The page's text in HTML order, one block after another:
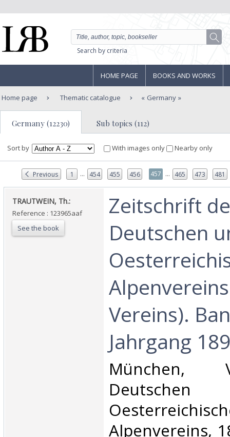
Search by criteria
HOME PAGE BOOKS AND WORKS
Home page Thematic catalogue Germany
Germany (12230) Sub topics (112)
Sort by With images only Nearby only
Previous 1 ... 454 455 456 457 ... 465 473 481
‎TRAUTWEIN, Th.:‎
Reference : 123965aaf
See the book
‎Zeitschrift
Deutschen
Vereins).
Jahrgang
‎München,
Alpenvereins,